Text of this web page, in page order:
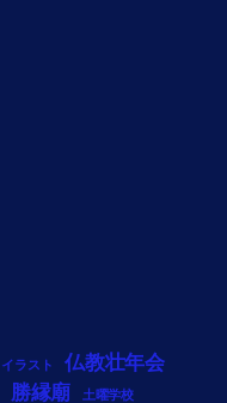
イラスト
仏教壮年会
勝縁廟 土曜学校